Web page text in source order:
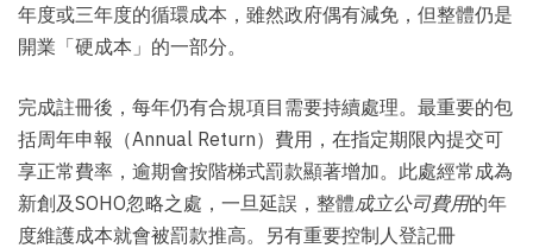
年度或三年度的循環成本，雖然政府偶有減免，但整體仍是
開業「硬成本」的一部分。
完成註冊後，每年仍有合規項目需要持續處理。最重要的包
括周年申報（Annual Return）費用，在指定期限內提交可
享正常費率，逾期會按階梯式罰款顯著增加。此處經常成為
新創及SOHO忽略之處，一旦延誤，整體成立公司費用的年
度維護成本就會被罰款推高。另有重要控制人登記冊